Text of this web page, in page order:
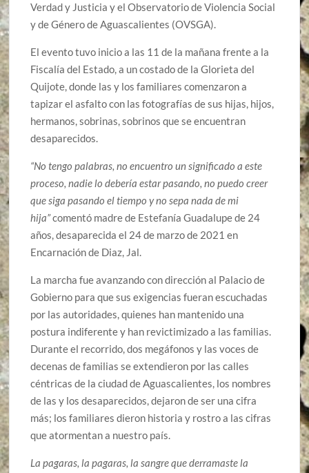
Verdad y Justicia y el Observatorio de Violencia Social
y de Género de Aguascalientes (OVSGA).
El evento tuvo inicio a las 11 de la mañana frente a la
Fiscalía del Estado, a un costado de la Glorieta del
Quijote, donde las y los familiares comenzaron a
tapizar el asfalto con las fotografías de sus hijas, hijos,
hermanos, sobrinas, sobrinos que se encuentran
desaparecidos.
“No tengo palabras, no encuentro un significado a este
proceso, nadie lo debería estar pasando, no puedo creer
que siga pasando el tiempo y no sepa nada de mi
hija”comentó madre de Estefanía Guadalupe de 24
años, desaparecida el 24 de marzo de 2021 en
Encarnación de Diaz, Jal.
La marcha fue avanzando con dirección al Palacio de
Gobierno para que sus exigencias fueran escuchadas
por las autoridades, quienes han mantenido una
postura indiferente y han revictimizado a las familias.
Durante el recorrido, dos megáfonos y las voces de
decenas de familias se extendieron por las calles
céntricas de la ciudad de Aguascalientes, los nombres
de las y los desaparecidos, dejaron de ser una cifra
más; los familiares dieron historia y rostro a las cifras
que atormentan a nuestro país.
La pagaras, la pagaras, la sangre que derramaste la